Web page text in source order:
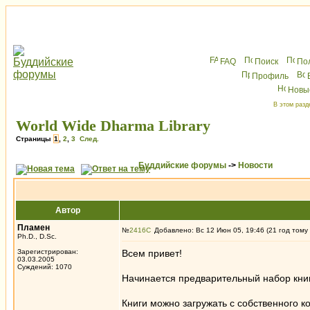
FAQ Поиск
Профиль
В этом
World Wide Dharma Library
Страницы 1 2 3 След.
Буддийские форумы -> Новости
Автор
Пламен
Ph.D., D.Sc.
Зарегистрирован:
03.03.2005
Суждений: 1070
№2416 Добавлено: Вс 12 Июн 05, 19:46 (21 год тому
Всем привет!
Начинается предварительный набор
Книги можно загружать с собственного